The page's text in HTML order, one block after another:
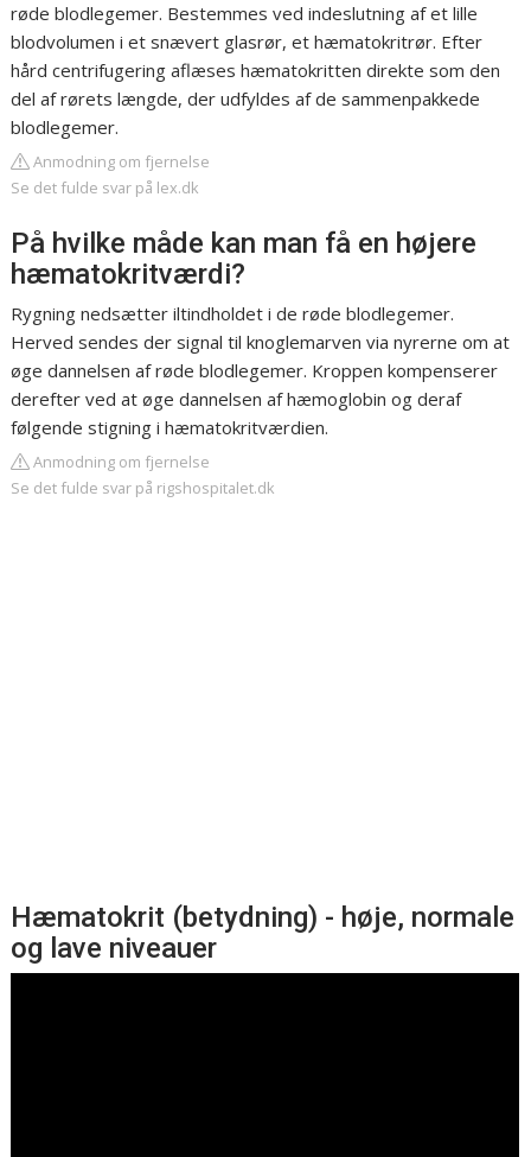
røde blodlegemer. Bestemmes ved indeslutning af et lille
blodvolumen i et snævert glasrør, et hæmatokritrør. Efter
hård centrifugering aflæses hæmatokritten direkte som den
del af rørets længde, der udfyldes af de sammenpakkede
blodlegemer.
Anmodning om fjernelse
Se det fulde svar på lex.dk
På hvilke måde kan man få en højere
hæmatokritværdi?
Rygning nedsætter iltindholdet i de røde blodlegemer.
Herved sendes der signal til knoglemarven via nyrerne om at
øge dannelsen af røde blodlegemer. Kroppen kompenserer
derefter ved at øge dannelsen af hæmoglobin og deraf
følgende stigning i hæmatokritværdien.
Anmodning om fjernelse
Se det fulde svar på rigshospitalet.dk
Hæmatokrit (betydning) - høje, normale
og lave niveauer